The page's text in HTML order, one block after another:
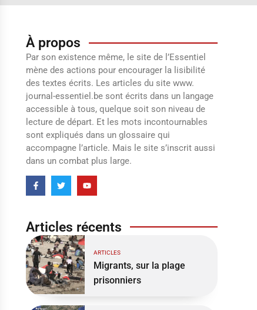
À propos
Par son existence même, le site de l’Essentiel
mène des actions pour encourager la lisibilité
des textes écrits. Les articles du site www.
journal-essentiel.be sont écrits dans un langage
accessible à tous, quelque soit son niveau de
lecture de départ. Et les mots incontournables
sont expliqués dans un glossaire qui
accompagne l’article. Mais le site s’inscrit aussi
dans un combat plus large.
Articles récents
ARTICLES
Migrants, sur la plage
prisonniers